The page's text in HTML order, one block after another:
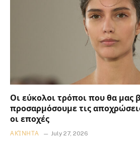
Οι εύκολοι τρόποι που θα μας
προσαρμόσουμε τις
οι εποχές
ΑΚΊΝΗΤΑ July 27, 2026